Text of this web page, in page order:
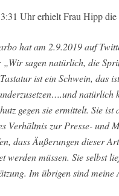
Uhr erhielt Frau Hipp
hat am 2.9.2019 auf
„Wir sagen natürlich, die
ist ein Schwein, das
natürlich
gegen sie ermittelt. Sie
Verhältnis zur Presse- und
dass Äußerungen dieser
werden müssen. Sie selbst
Im übrigen sind meine